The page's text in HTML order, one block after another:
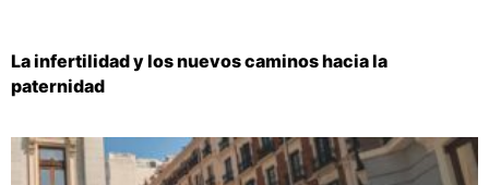
La infertilidad y los nuevos caminos hacia la
paternidad